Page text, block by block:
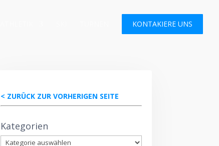
KONTAKIERE UNS
< ZURÜCK ZUR VORHERIGEN SEITE
Kategorien
Kategorien